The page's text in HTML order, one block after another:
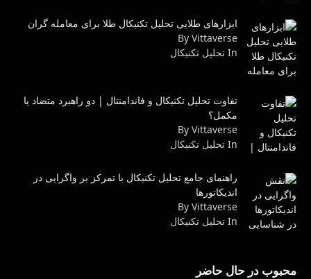
ابزارهای طلایی تحلیل تکنیکال طلا برای معامله گران
By Vittaverse
In تحليل تكنيكال
تفاوت تحلیل تکنیکال و فاندامنتال | دو راهبرد متضاد یا
مکمل؟
By Vittaverse
In تحليل تكنيكال
راهنمای جامع تحلیل تکنیکال با تمرکز بر واگرایی در
اندیکاتورها
By Vittaverse
In تحليل تكنيكال
محبوب در حال حاضر